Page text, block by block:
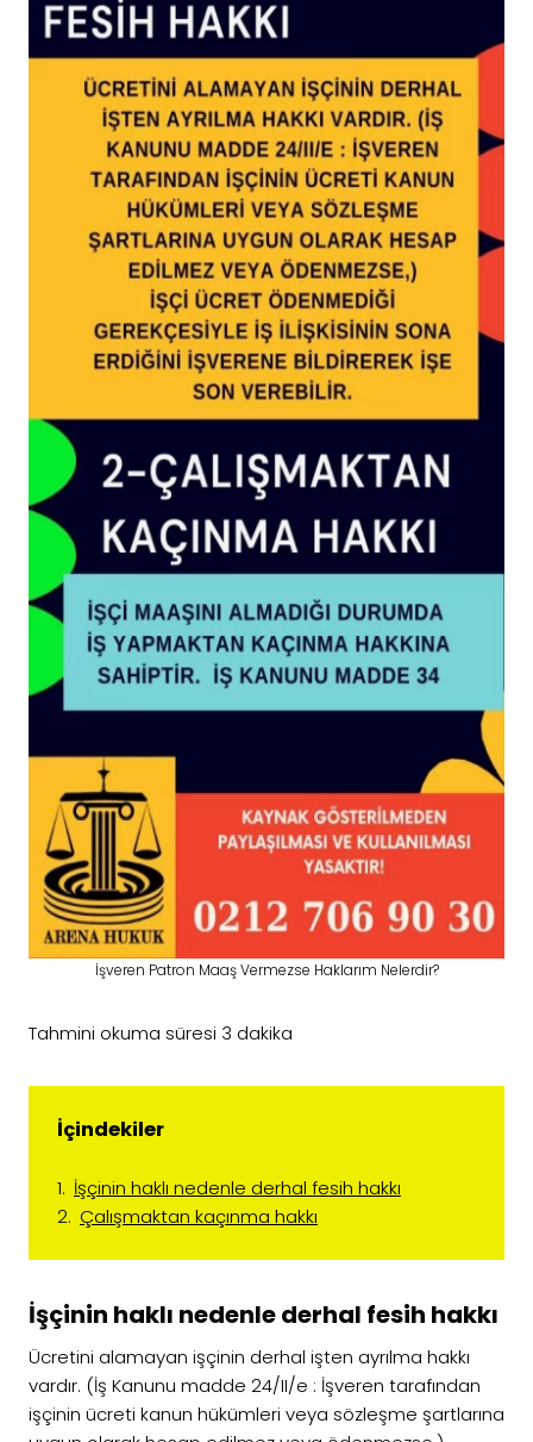
İşveren Patron Maaş Vermezse Haklarım Nelerdir?
Tahmini okuma süresi 3 dakika
İçindekiler
İşçinin haklı nedenle derhal fesih hakkı
Çalışmaktan kaçınma hakkı
İşçinin haklı nedenle derhal fesih hakkı
Ücretini alamayan işçinin derhal işten ayrılma hakkı
vardır. (İş Kanunu madde 24/II/e : İşveren tarafından
işçinin ücreti kanun hükümleri veya sözleşme şartlarına